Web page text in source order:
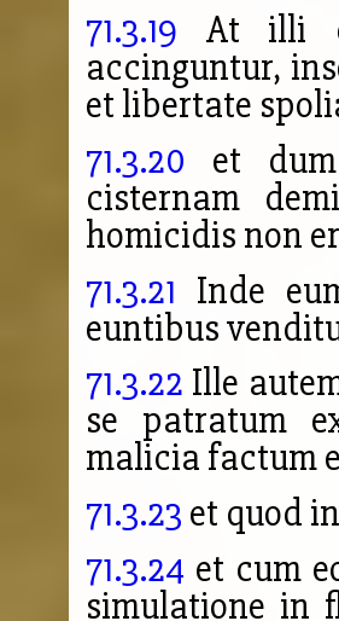
71.3.19 At illi
accinguntur,
et libertate
71.3.20 et
cisternam
homicidis non
71.3.21 Inde
euntibus
71.3.22 Ille
se patratum
malicia factum
71.3.23 et quod
71.3.24 et cum
simulatione in